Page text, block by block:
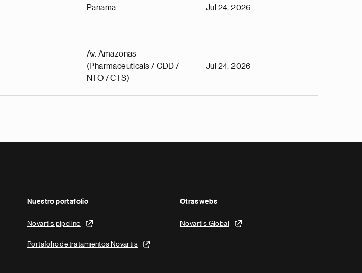
Panama Jul 24, 2026
Av. Amazonas
(Pharmaceuticals / GDD /
NTO / CTS)
Jul 24, 2026
Nuestro portafolio
Novartis pipeline
Portafolio de tratamientos Novartis
Otras webs
Novartis Global